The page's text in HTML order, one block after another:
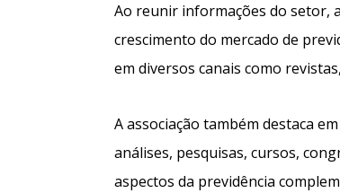
Ao reunir informações do setor,
crescimento do mercado de
em diversos canais como
A associação também destaca
análises, pesquisas, cursos,
aspectos da previdência